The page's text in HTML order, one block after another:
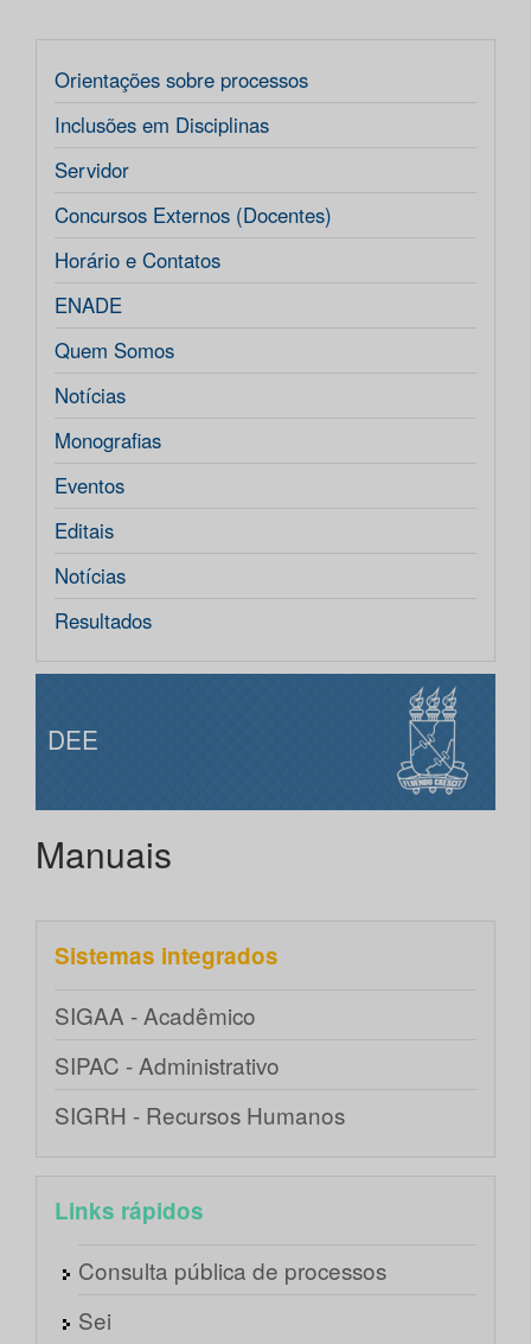
Orientações sobre processos
Inclusões em Disciplinas
Servidor
Concursos Externos (Docentes)
Horário e Contatos
ENADE
Quem Somos
Notícias
Monografias
Eventos
Editais
Notícias
Resultados
DEE
Manuais
Sistemas integrados
SIGAA - Acadêmico
SIPAC - Administrativo
SIGRH - Recursos Humanos
Links rápidos
Consulta pública de processos
Sei